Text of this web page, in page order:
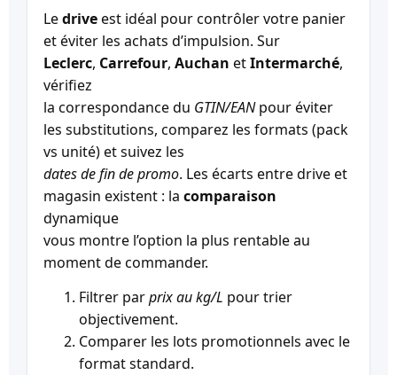
Ledriveest idéal pour contrôler votre panier
et éviter les achats d’impulsion. Sur
Leclerc, Carrefour, Auchan etIntermarché,
vérifiez
la correspondance du GTIN/EANpour éviter
les substitutions, comparez les formats (pack
vs unité) et suivez les
dates de fin de promo. Les écarts entre drive et
magasin existent : la comparaison
dynamique
vous montre l’option la plus rentable au
moment de commander.
Filtrer parprix au kg/L pour trier
objectivement.
Comparer les lots promotionnels avec le
format standard.